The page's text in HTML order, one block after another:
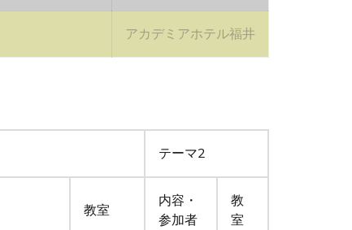
アカデミアホテル福井
テーマ2
教室
内容・
参加者
教
室